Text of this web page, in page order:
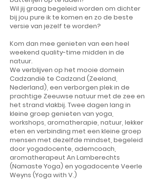
Wil jij graag begeleid worden om dichter
bij jou pure ik te komen en zo de beste
versie van jezelf te worden?
Kom dan mee genieten van een heel
weekend quality-time midden in de
natuur.
We verblijven op het mooie domein
Cadzandië te Cadzand (Zeeland,
Nederland), een verborgen plek in de
prachtige Zeeuwse natuur met de zee en
het strand vlakbij. Twee dagen lang in
kleine groep genieten van yoga,
workshops, aromatherapie, natuur, lekker
eten en verbinding met een kleine groep
mensen met dezelfde mindset, begeleid
door yogadocente, ademcoach,
aromatherapeut An Lamberechts
(Namaste Yoga) en yogadocente Veerle
Weyns (Yoga with V.)